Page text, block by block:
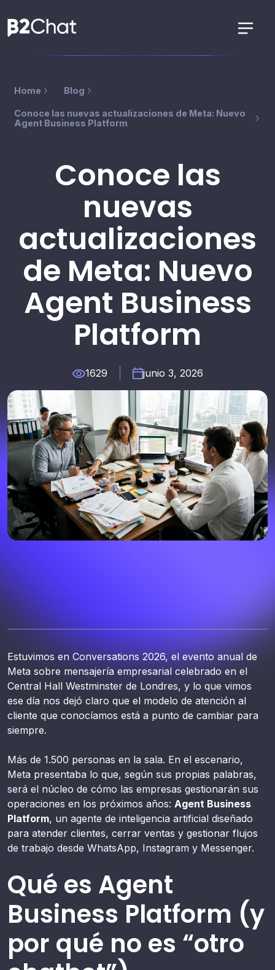
Home Blog
Conoce las nuevas actualizaciones de Meta: Nuevo
Agent Business Platform
Conoce las
nuevas
actualizaciones
de Meta: Nuevo
Agent Business
Platform
1629 junio 3, 2026
Estuvimos en Conversations 2026, el evento anual de
Meta sobre mensajería empresarial celebrado en el
Central Hall Westminster de Londres, y lo que vimos
ese día nos dejó claro que el modelo de atención al
cliente que conocíamos está a punto de cambiar para
siempre.
Más de 1.500 personas en la sala. En el escenario,
Meta presentaba lo que, según sus propias palabras,
será el núcleo de cómo las empresas gestionarán sus
operaciones en los próximos años: Agent Business
Platform, un agente de inteligencia artificial diseñado
para atender clientes, cerrar ventas y gestionar flujos
de trabajo desde WhatsApp, Instagram y Messenger.
Qué es Agent
Business Platform (y
por qué no es “otro